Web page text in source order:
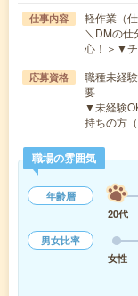
仕事内容
軽作業（
＼DMの仕
心！＞▼
応募資格
職種未経
要
▼未経験
持ちの方
職場の雰囲気
年齢層
20代
男女比率
女性